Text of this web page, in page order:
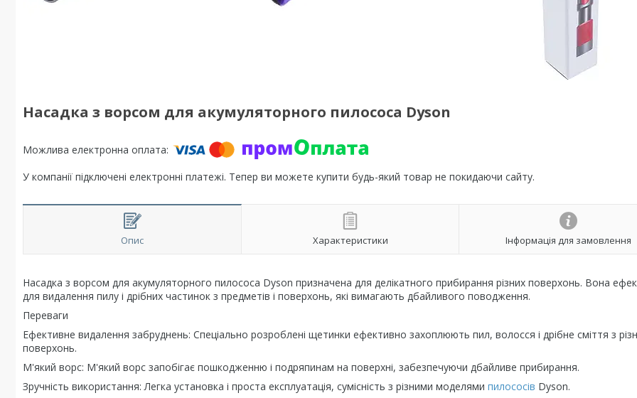
Насадка з ворсом для акумуляторного пилососа Dyson
У компанії підключені електронні платежі. Тепер ви можете купити будь-який товар не покидаючи сайту.
Опис Характеристики Інформація для замовлення
Насадка з ворсом для акумуляторного пилососа Dyson призначена для делікатного прибирання різних поверхонь. Вона
для видалення пилу і дрібних частинок з предметів і поверхонь, які вимагають дбайливого поводження.
Переваги
Ефективне видалення забруднень: Спеціально розроблені щетинки ефективно захоплюють пил, волосся і дрібне сміття з
поверхонь.
М'який ворс: М'який ворс запобігає пошкодженню і подряпинам на поверхні, забезпечуючи дбайливе прибирання.
Зручність використання: Легка установка і проста експлуатація, сумісність з різними моделями пилососів Dyson.